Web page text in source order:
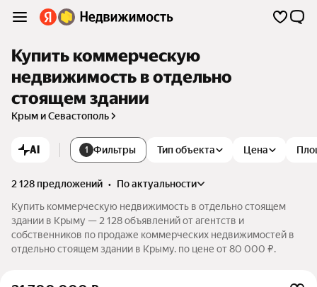
Купить коммерческую
недвижимость в отдельно
стоящем здании
Крым и Севастополь
AI 1 Фильтры Тип объекта Цена
2 128 предложений •
по актуальности
Купить коммерческую недвижимость в отдельно стоящем
здании в Крыму — 2 128 объявлений от агентств и
собственников по продаже коммерческих недвижимостей в
отдельно стоящем здании в Крыму. по цене от 80 000 ₽.